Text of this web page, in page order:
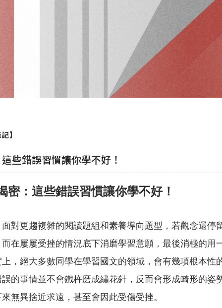
】
些錯誤習慣讓你學不好！
密：這些錯誤習慣讓你學不好！
對更趨複雜的閱讀題組和素養導向題型，若觀念還停
在屢屢受挫的情況底下消磨學習意願，最後消極的用
，絕大多數同學在學習國文的領域，會有幾項根本性
的事情並不會鐵杵磨成繡花針，反而會形成畸形的姿
無異捨近求遠，甚至會因此受傷受挫。